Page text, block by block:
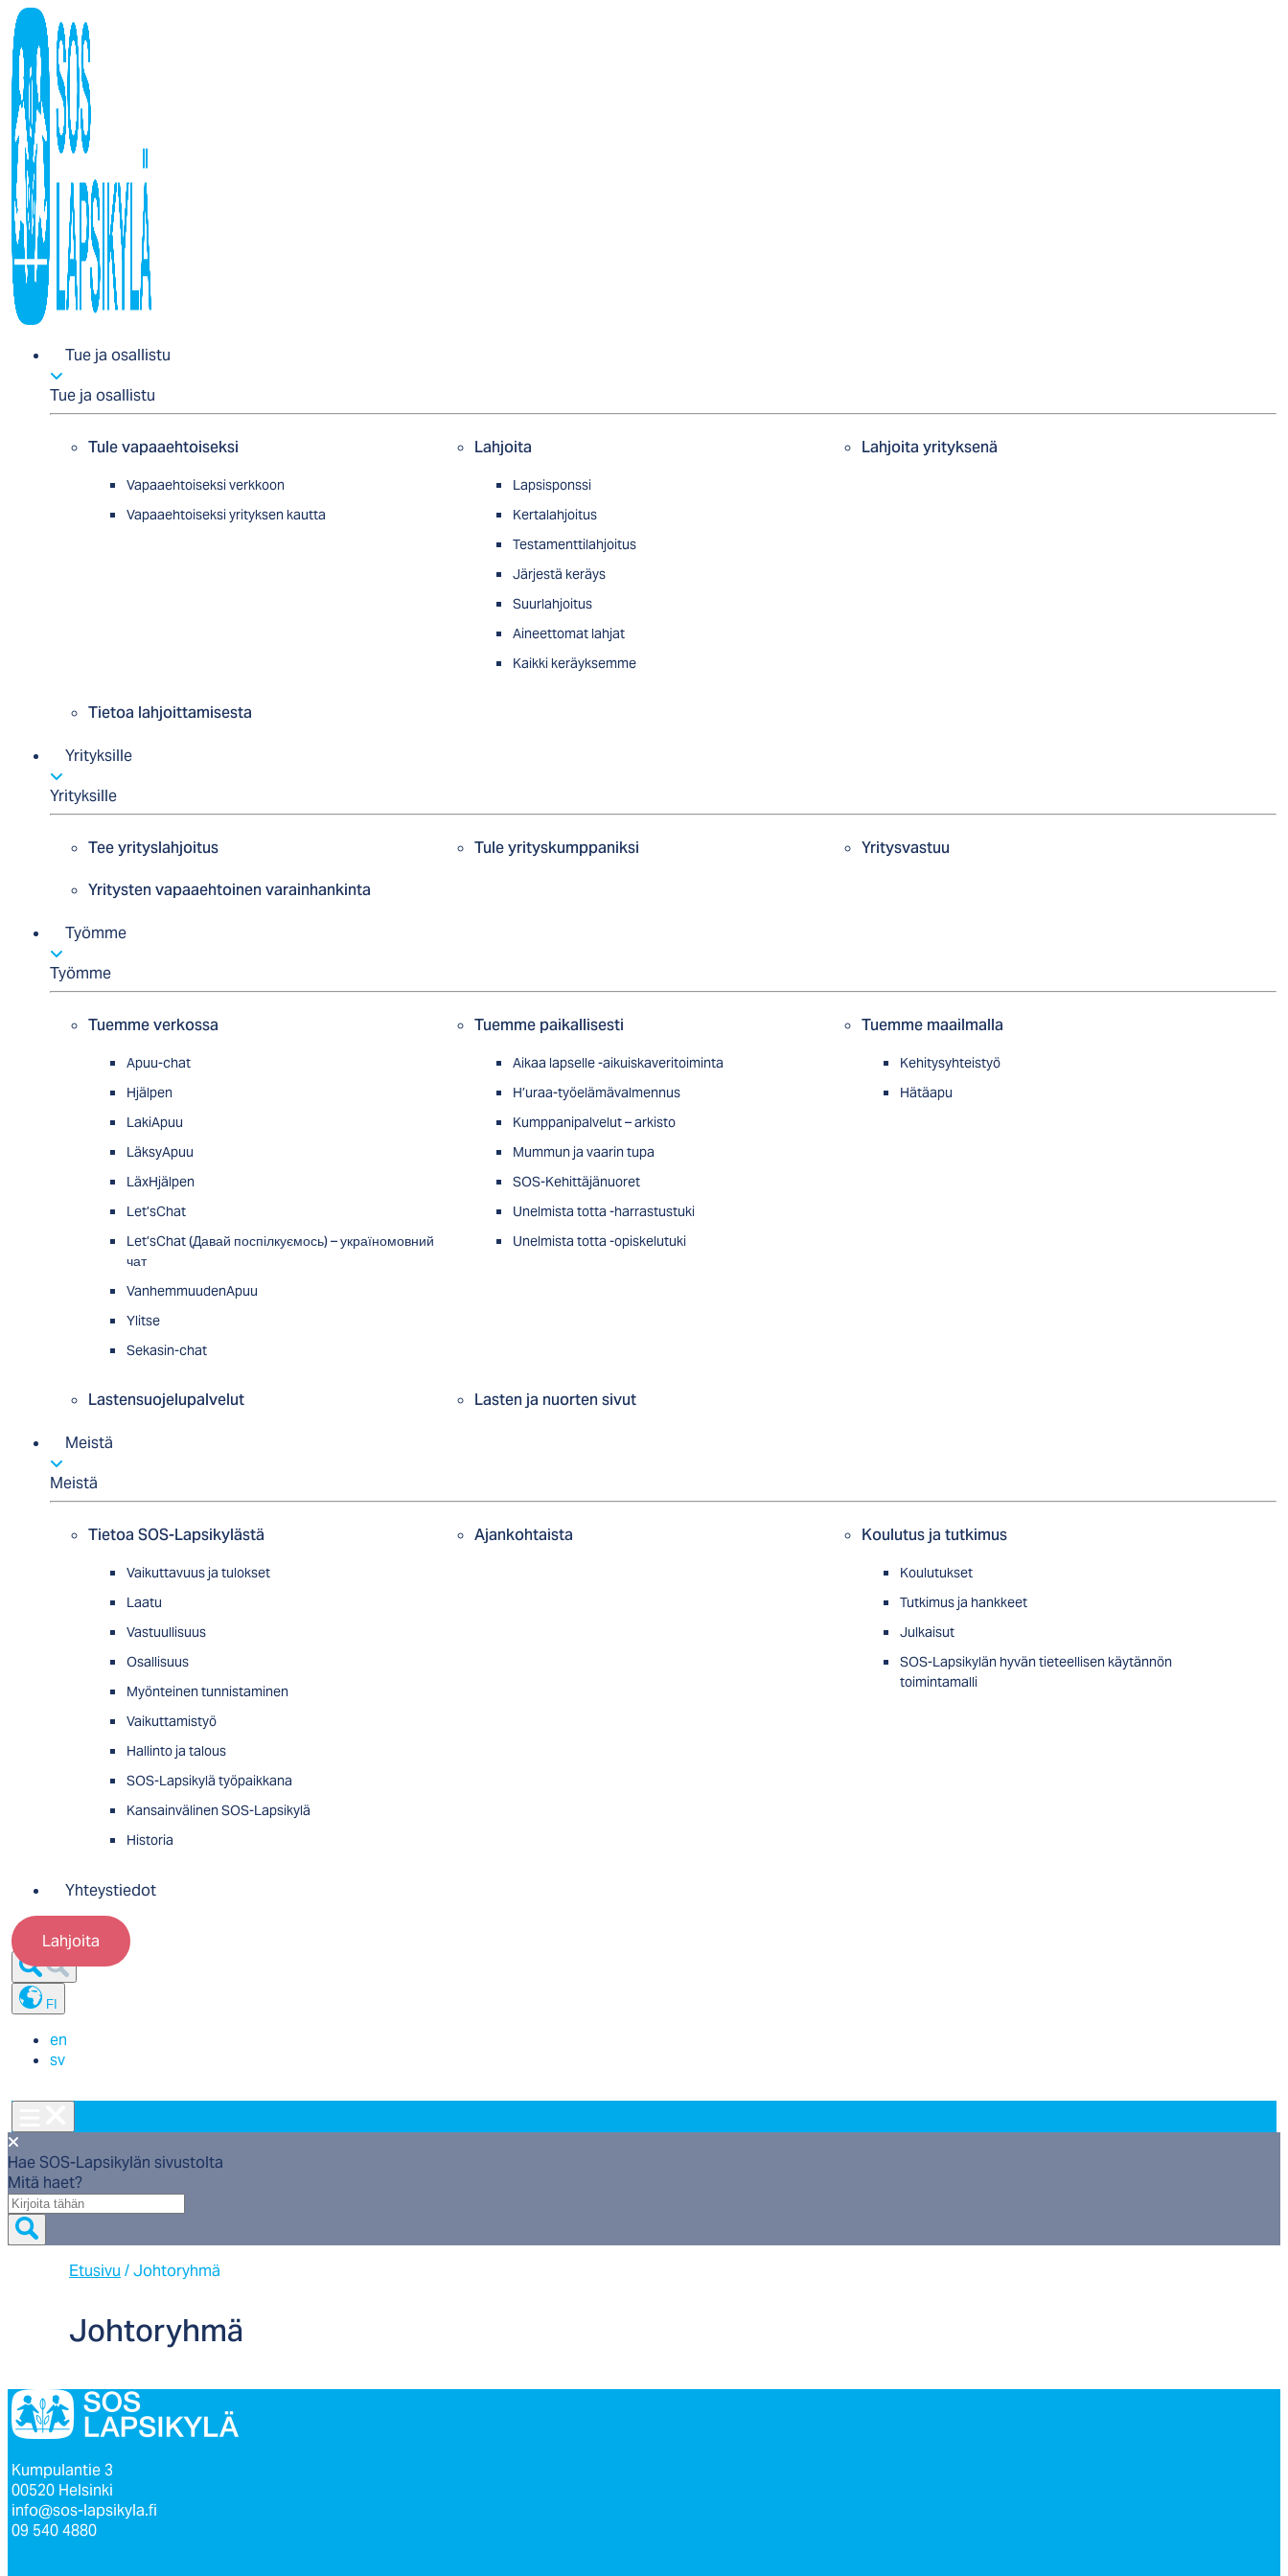
Tue ja osallistu
Tue ja osallistu
Tule vapaaehtoiseksi
Vapaaehtoiseksi verkkoon
Vapaaehtoiseksi yrityksen kautta
Lahjoita
Lapsisponssi
Kertalahjoitus
Testamenttilahjoitus
Järjestä keräys
Suurlahjoitus
Aineettomat lahjat
Kaikki keräyksemme
Lahjoita yrityksenä
Tietoa lahjoittamisesta
Yrityksille
Yrityksille
Tee yrityslahjoitus Tule yrityskumppaniksi
Yritysvastuu
Yritysten vapaaehtoinen varainhankinta
Työmme
Työmme
Tuemme verkossa
Apuu-chat
Hjälpen
LakiApuu
LäksyApuu
LäxHjälpen
Let’sChat
Let’sChat (Давай поспілкуємось) – україномовний
чат
VanhemmuudenApuu
Ylitse
Sekasin-chat
Tuemme paikallisesti
Aikaa lapselle -aikuiskaveritoiminta
H’uraa-työelämävalmennus
Kumppanipalvelut – arkisto
Mummun ja vaarin tupa
SOS-Kehittäjänuoret
Unelmista totta -harrastustuki
Unelmista totta -opiskelutuki
Tuemme maailmalla
Kehitysyhteistyö
Hätäapu
Lastensuojelupalvelut Lasten ja nuorten sivut
Meistä
Meistä
Tietoa SOS-Lapsikylästä
Vaikuttavuus ja tulokset
Laatu
Vastuullisuus
Osallisuus
Myön­tei­nen tun­nis­ta­minen
Vaikuttamistyö
Hallinto ja talous
SOS-Lapsikylä työpaikkana
Kansainvälinen SOS-Lapsikylä
Historia
Ajankohtaista Koulutus ja tutkimus
Koulutukset
Tutkimus ja hankkeet
Julkaisut
SOS-Lapsikylän hyvän tieteellisen käytännön
toimintamalli
Yhteystiedot
Lahjoita
FI
en
sv
Hae SOS-Lapsikylän sivustolta
Mitä haet?
Mitä
haet?
Etusivu /Johtoryhmä
Joh­to­ryh­mä
Kumpulantie 3
00520 Helsinki
info@sos-lapsikyla.fi
09 540 4880